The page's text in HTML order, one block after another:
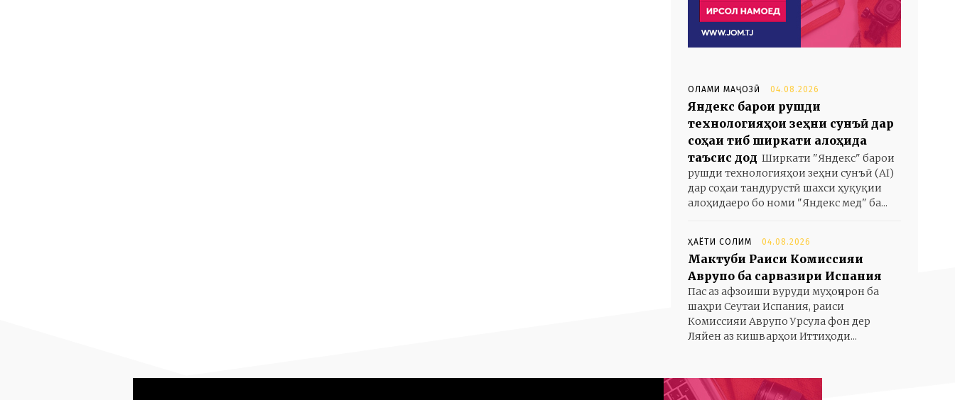
ОЛАМИ МАҶОЗӢ 04.08.2026
Яндекс барои рушди
технологияҳои зеҳни сунъӣ дар
соҳаи тиб ширкати алоҳида
таъсис дод Ширкати "Яндекс" барои
рушди технологияҳои зеҳни сунъӣ (AI)
дар соҳаи тандурустӣ шахси ҳуқуқии
алоҳидаеро бо номи "Яндекс мед" ба...
ҲАЁТИ СОЛИМ 04.08.2026
Мактуби Раиси Комиссияи
Аврупо ба сарвазири Испания
Пас аз афзоиши вуруди муҳоҷирон ба
шаҳри Сеутаи Испания, раиси
Комиссияи Аврупо Урсула фон дер
Ляйен аз кишварҳои Иттиҳоди...